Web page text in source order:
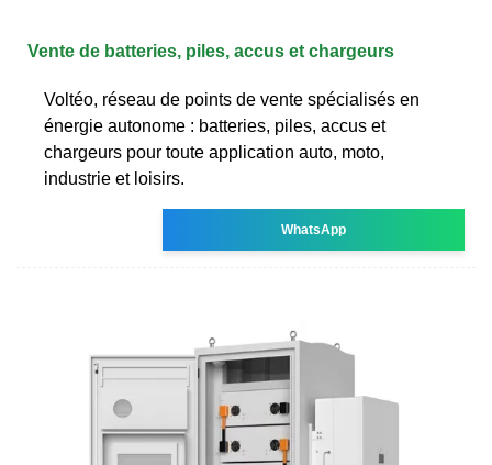
Vente de batteries, piles, accus et chargeurs
Voltéo, réseau de points de vente spécialisés en
énergie autonome : batteries, piles, accus et
chargeurs pour toute application auto, moto,
industrie et loisirs.
WhatsApp